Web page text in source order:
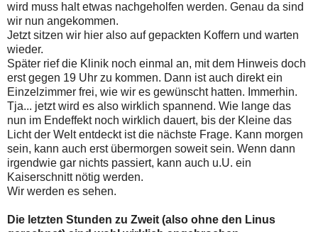
wird muss halt etwas nachgeholfen werden. Genau da sind
wir nun angekommen.
Jetzt sitzen wir hier also auf gepackten Koffern und warten
wieder.
Später rief die Klinik noch einmal an, mit dem Hinweis doch
erst gegen 19 Uhr zu kommen. Dann ist auch direkt ein
Einzelzimmer frei, wie wir es gewünscht hatten. Immerhin.
Tja... jetzt wird es also wirklich spannend. Wie lange das
nun im Endeffekt noch wirklich dauert, bis der Kleine das
Licht der Welt entdeckt ist die nächste Frage. Kann morgen
sein, kann auch erst übermorgen soweit sein. Wenn dann
irgendwie gar nichts passiert, kann auch u.U. ein
Kaiserschnitt nötig werden.
Wir werden es sehen.
Die letzten Stunden zu Zweit (also ohne den Linus